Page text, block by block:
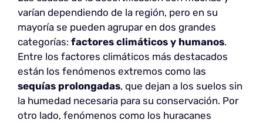
varían dependiendo de la región, pero en su
mayoría se pueden agrupar en dos grandes
categorías: factores climáticos y humanos.
Entre los factores climáticos más destacados
están los fenómenos extremos como las
sequías prolongadas, que dejan a los suelos sin
la humedad necesaria para su conservación. Por
otro lado, fenómenos como los huracanes